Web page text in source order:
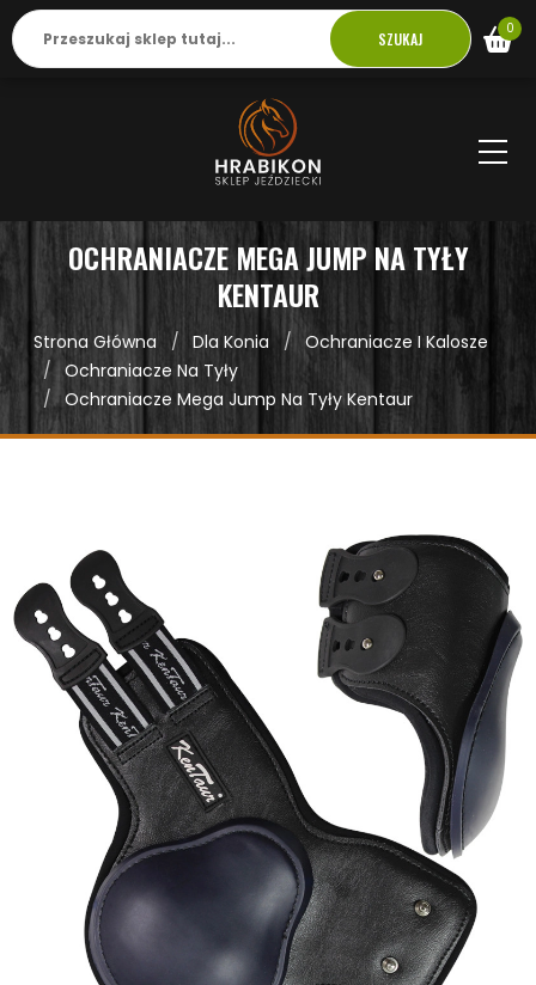
SZUKAJ 0
OCHRANIACZE MEGA JUMP NA TYŁY
KENTAUR
Strona Główna Dla Konia
Ochraniacze I Kalosze
Ochraniacze Na Tyły
Ochraniacze Mega Jump Na Tyły Kentaur